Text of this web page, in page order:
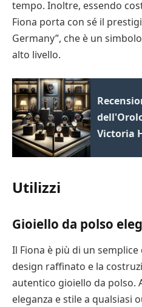
tempo. Inoltre, essendo
Fiona porta con sé il
Germany”, che è un
alto livello.
Victoria
Utilizzi
Gioiello da polso
Il Fiona è più di un
design raffinato e la
autentico gioiello da polso.
eleganza e stile a qualsiasi